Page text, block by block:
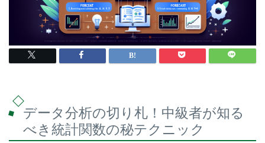
データ分析の切り札！中級者が知る
べき統計関数の秘テクニック